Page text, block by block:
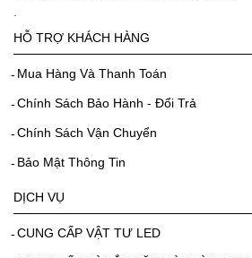
HỖ TRỢ KHÁCH HÀNG
Mua Hàng Và Thanh Toán
Chính Sách Bảo Hành - Đổi Trả
Chính Sách Vận Chuyển
Bảo Mật Thông Tin
DỊCH VỤ
CUNG CẤP VẬT TƯ LED